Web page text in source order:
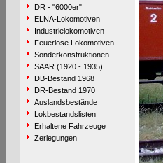
DR - "6000er"
ELNA-Lokomotiven
Industrielokomotiven
Feuerlose Lokomotiven
Sonderkonstruktionen
SAAR (1920 - 1935)
DB-Bestand 1968
DR-Bestand 1970
Auslandsbestände
Lokbestandslisten
Erhaltene Fahrzeuge
Zerlegungen